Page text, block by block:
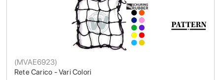
Rete Carico - Vari Colori
(MVAE6923)